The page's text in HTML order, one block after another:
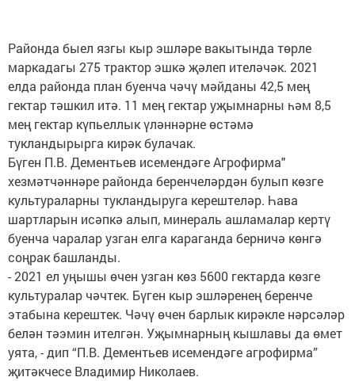
Районда быел язгы кыр эшләре вакытында төрле
маркадагы 275 трактор эшкә җәлеп ителәчәк. 2021
елда районда план буенча чәчү мәйданы 42,5 мең
гектар тәшкил итә. 11 мең гектар уҗымнарны һәм 8,5
мең гектар күпьеллык үләннәрне өстәмә
тукландырырга кирәк булачак.
Бүген П.В. Дементьев исемендәге Агрофирма"
хезмәтчәннәре районда беренчеләрдән булып көзге
культураларны тукландыруга керештеләр. Һава
шартларын исәпкә алып, минераль ашламалар кертү
буенча чаралар узган елга караганда берничә көнгә
соңрак башланды.
- 2021 ел уңышы өчен узган көз 5600 гектарда көзге
культуралар чәчтек. Бүген кыр эшләренең беренче
этабына керештек. Чәчү өчен барлык кирәкле нәрсәләр
белән тәэмин ителгән. Уҗымнарның кышлавы да өмет
уята, - дип “П.В. Дементьев исемендәге агрофирма”
җитәкчесе Владимир Николаев.